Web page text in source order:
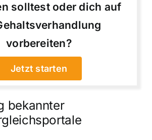
solltest oder dich auf
vorbereiten?
Jetzt starten
bekannter